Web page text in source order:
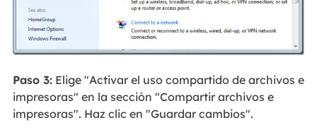
Paso 3:Elige "Activar el uso compartido de archivos e
impresoras" en la sección "Compartir archivos e
impresoras". Haz clic en "Guardar cambios".